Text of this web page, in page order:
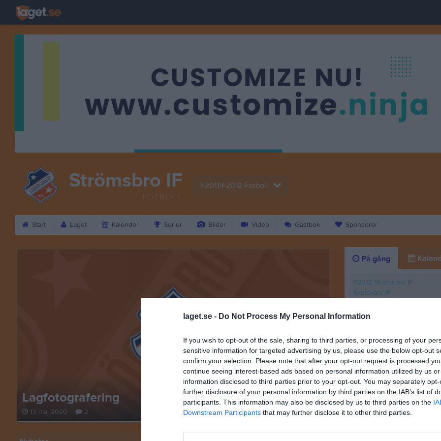
laget.se - Do Not Process My Personal Information
If you wish to opt-out of the sale, sharing to third parties, or processing of your
sensitive information for targeted advertising by us, please use the below opt-out
confirm your selection. Please note that after your opt-out request is processed
continue seeing interest-based ads based on personal information utilized by us
information disclosed to third parties prior to your opt-out. You may separately
further disclosure of your personal information by third parties on the IAB’s list of
participants. This information may also be disclosed by us to third parties on the
Downstream Participants that may further disclose it to other third parties.
Strömsbro IF
FOTBOLL
F2011/F2012 Fotboll
Start Laget Kalender Serier Bilder Video Gästbok Sponsorer
Lagfotografering
13 maj 2020 2
Lagfoto
28 maj 2024 1
På gång
F2012 Strömsbro IF -
Skutskärs IF
Träning
Träning